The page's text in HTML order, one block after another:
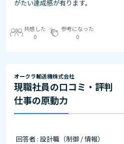
がたい達成感が有ります。
共感した
0
参考になった
0
オークラ輸送機株式会社
現職社員の口コミ・評判
仕事の原動力
回答者 : 設計職（制御 / 情報）